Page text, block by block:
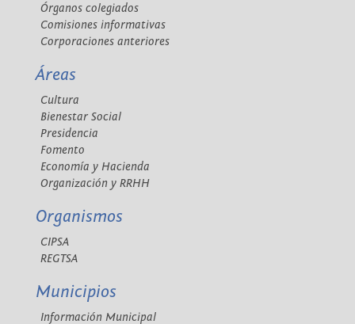
Órganos colegiados
Comisiones informativas
Corporaciones anteriores
Áreas
Cultura
Bienestar Social
Presidencia
Fomento
Economía y Hacienda
Organización y RRHH
Organismos
CIPSA
REGTSA
Municipios
Información Municipal